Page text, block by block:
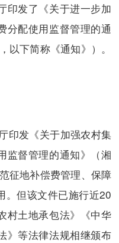
印发了《关于进一步加
分配使用监督管理的通
下简称《通知》）。
发《关于加强农村集
监督管理的通知》（湘
征地补偿费管理、保障
。但该文件已施行近20
村土地承包法》《中华
》等法律法规相继颁布